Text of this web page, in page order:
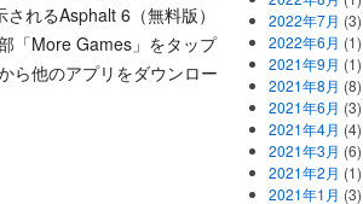
れるAsphalt 6（無料版）
「More Games」をタップ
ら他のアプリをダウンロー
2022年7月 (3)
2022年6月 (1)
2021年9月 (1)
2021年8月 (8)
2021年6月 (3)
2021年4月 (4)
2021年3月 (6)
2021年2月 (1)
2021年1月 (3)